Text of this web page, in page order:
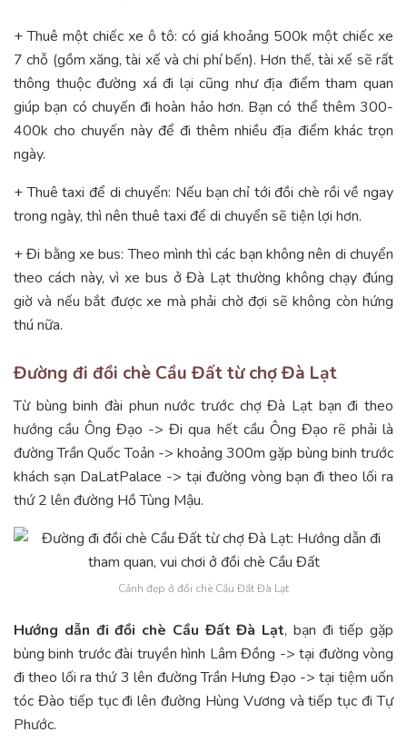
+ Thuê một chiếc xe ô tô: có giá khoảng 500k một chiếc xe
7 chỗ (gồm xăng, tài xế và chi phí bến). Hơn thế, tài xế sẽ rất
thông thuộc đường xá đi lại cũng như địa điểm tham quan
giúp bạn có chuyến đi hoàn hảo hơn. Bạn có thể thêm 300-
400k cho chuyến này để đi thêm nhiều địa điểm khác trọn
ngày.
+ Thuê taxi để di chuyển: Nếu bạn chỉ tới đồi chè rồi về ngay
trong ngày, thì nên thuê taxi để di chuyển sẽ tiện lợi hơn.
+ Đi bằng xe bus: Theo mình thì các bạn không nên di chuyển
theo cách này, vì xe bus ở Đà Lạt thường không chạy đúng
giờ và nếu bắt được xe mà phải chờ đợi sẽ không còn hứng
thú nữa.
Đường đi đồi chè Cầu Đất từ chợ Đà Lạt
Từ bùng binh đài phun nước trước chợ Đà Lạt bạn đi theo
hướng cầu Ông Đạo -> Đi qua hết cầu Ông Đạo rẽ phải là
đường Trần Quốc Toản -> khoảng 300m gặp bùng binh trước
khách sạn DaLatPalace -> tại đường vòng bạn đi theo lối ra
thứ 2 lên đường Hồ Tùng Mậu.
Cảnh đẹp ở đồi chè Cầu Đất Đà Lạt
Hướng dẫn đi đồi chè Cầu Đất Đà Lạt, bạn đi tiếp gặp
bùng binh trước đài truyền hình Lâm Đồng -> tại đường vòng
đi theo lối ra thứ 3 lên đường Trần Hưng Đạo -> tại tiệm uốn
tóc Đào tiếp tục đi lên đường Hùng Vương và tiếp tục đi Tự
Phước.